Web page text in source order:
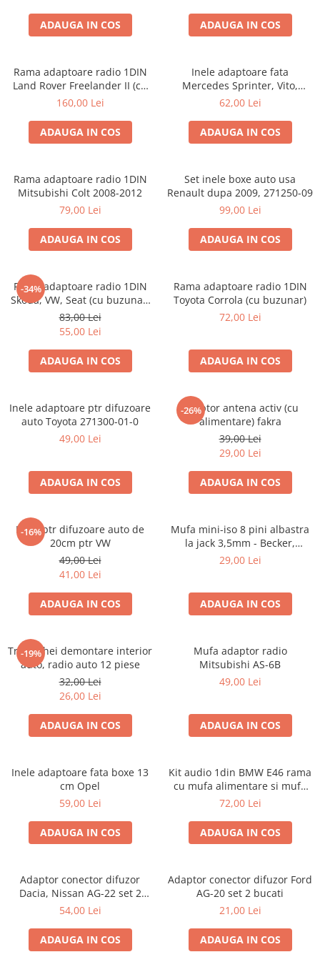
ADAUGA IN COS ADAUGA IN COS
Rama adaptoare radio 1DIN
Land Rover Freelander II (cu
buzunar)
160,00 Lei
ADAUGA IN COS
Inele adaptoare fata
Mercedes Sprinter, Vito,
Viano, 271190-18
62,00 Lei
ADAUGA IN COS
Rama adaptoare radio 1DIN
Mitsubishi Colt 2008-2012
79,00 Lei
ADAUGA IN COS
Set inele boxe auto usa
Renault dupa 2009, 271250-09
99,00 Lei
ADAUGA IN COS
-34%
Rama adaptoare radio 1DIN
Skoda, VW, Seat (cu buzunar)
40.145
83,00 Lei
55,00 Lei
ADAUGA IN COS
Rama adaptoare radio 1DIN
Toyota Corrola (cu buzunar)
72,00 Lei
ADAUGA IN COS
Inele adaptoare ptr difuzoare
auto Toyota 271300-01-0
49,00 Lei
ADAUGA IN COS
-26%
Adaptor antena activ (cu
alimentare) fakra
39,00 Lei
29,00 Lei
ADAUGA IN COS
-16%
Inele ptr difuzoare auto de
20cm ptr VW
49,00 Lei
41,00 Lei
ADAUGA IN COS
Mufa mini-iso 8 pini albastra
la jack 3,5mm - Becker,
Blaupunkt, VDO
29,00 Lei
ADAUGA IN COS
-19%
Trusa chei demontare interior
auto, radio auto 12 piese
32,00 Lei
26,00 Lei
ADAUGA IN COS
Mufa adaptor radio
Mitsubishi AS-6B
49,00 Lei
ADAUGA IN COS
Inele adaptoare fata boxe 13
cm Opel
59,00 Lei
ADAUGA IN COS
Kit audio 1din BMW E46 rama
cu mufa alimentare si mufa
antena
72,00 Lei
ADAUGA IN COS
Adaptor conector difuzor
Dacia, Nissan AG-22 set 2
bucati
54,00 Lei
ADAUGA IN COS
Adaptor conector difuzor Ford
AG-20 set 2 bucati
21,00 Lei
ADAUGA IN COS